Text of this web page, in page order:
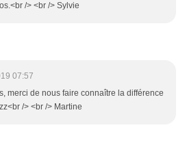
/> <br /> Sylvie
07:57
merci de nous faire connaître la différence
/> <br /> Martine